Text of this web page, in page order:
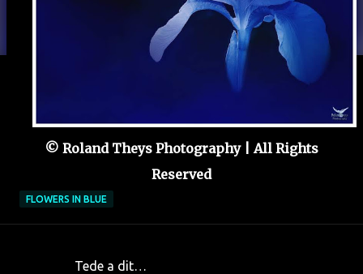
© Roland Theys Photography | All Rights
Reserved
FLOWERS IN BLUE
Tede a dit…